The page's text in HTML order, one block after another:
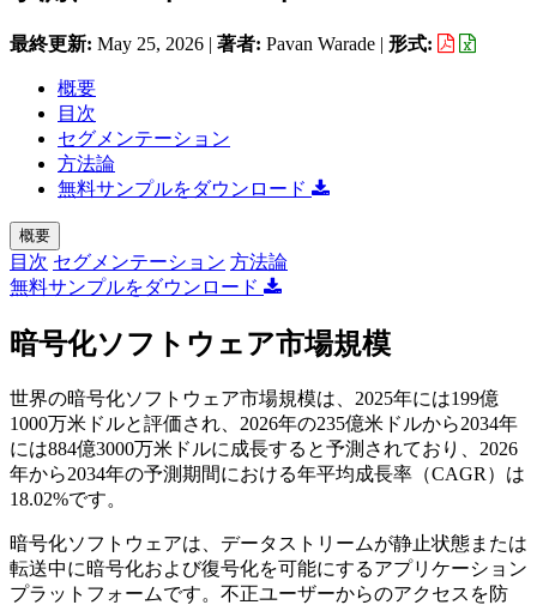
最終更新: May 25, 2026 | 著者: Pavan Warade | 形式:
概要
目次
セグメンテーション
方法論
無料サンプルをダウンロード
概要
目次 セグメンテーション 方法論
無料サンプルをダウンロード
暗号化ソフトウェア市場規模
世界の暗号化ソフトウェア市場規模は、2025年には199億
1000万米ドルと評価され、2026年の235億米ドルから2034年
には884億3000万米ドルに成長すると予測されており、2026
年から2034年の予測期間における年平均成長率（CAGR）は
18.02%です。
暗号化ソフトウェアは、データストリームが静止状態または
転送中に暗号化および復号化を可能にするアプリケーション
プラットフォームです。不正ユーザーからのアクセスを防